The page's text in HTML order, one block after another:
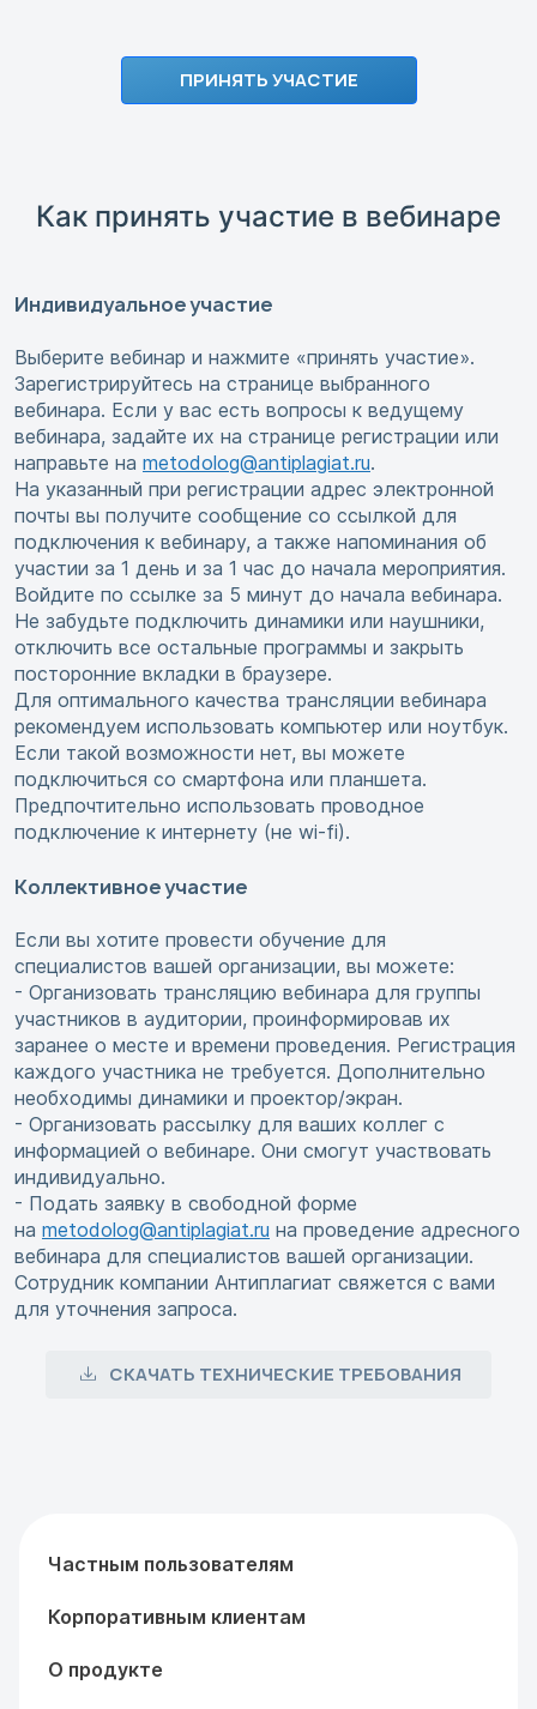
ПРИНЯТЬ УЧАСТИЕ
Как принять участие в вебинаре
Индивидуальное участие
Выберите вебинар и нажмите «принять участие».
Зарегистрируйтесь на странице выбранного
вебинара. Если у вас есть вопросы к ведущему
вебинара, задайте их на странице регистрации или
направьте на metodolog@antiplagiat.ru.
На указанный при регистрации адрес электронной
почты вы получите сообщение со ссылкой для
подключения к вебинару, а также напоминания об
участии за 1 день и за 1 час до начала мероприятия.
Войдите по ссылке за 5 минут до начала вебинара.
Не забудьте подключить динамики или наушники,
отключить все остальные программы и закрыть
посторонние вкладки в браузере.
Для оптимального качества трансляции вебинара
рекомендуем использовать компьютер или ноутбук.
Если такой возможности нет, вы можете
подключиться со смартфона или планшета.
Предпочтительно использовать проводное
подключение к интернету (не wi-fi).
Коллективное участие
Если вы хотите провести обучение для
специалистов вашей организации, вы можете:
- Организовать трансляцию вебинара для группы
участников в аудитории, проинформировав их
заранее о месте и времени проведения. Регистрация
каждого участника не требуется. Дополнительно
необходимы динамики и проектор/экран.
- Организовать рассылку для ваших коллег с
информацией о вебинаре. Они смогут участвовать
индивидуально.
- Подать заявку в свободной форме
на metodolog@antiplagiat.ru на проведение адресного
вебинара для специалистов вашей организации.
Сотрудник компании Антиплагиат свяжется с вами
для уточнения запроса.
СКАЧАТЬ ТЕХНИЧЕСКИЕ ТРЕБОВАНИЯ
Частным пользователям
Корпоративным клиентам
О продукте